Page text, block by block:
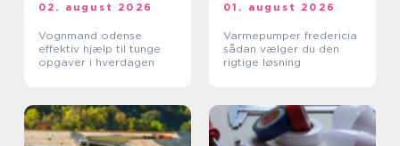
02. august 2026
Vognmand odense
effektiv hjælp til tunge
opgaver i hverdagen
01. august 2026
Varmepumper fredericia
sådan vælger du den
rigtige løsning